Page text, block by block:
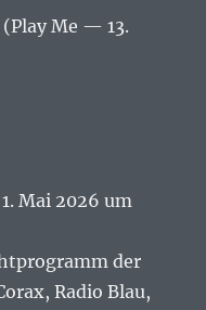
Me — 13.
Mai 2026 um
der
Radio Blau,